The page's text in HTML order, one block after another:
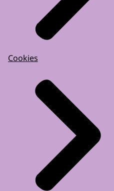
Cookies